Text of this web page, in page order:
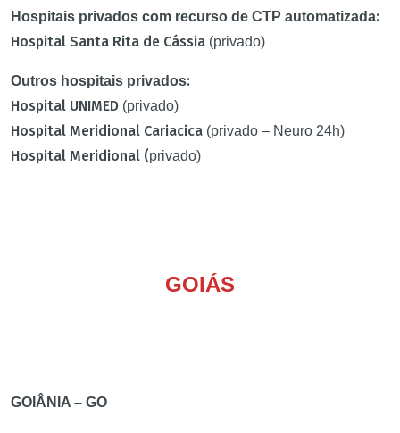
Hospitais privados com recurso de CTP automatizada:
Hospital Santa Rita de Cássia (privado)
Outros hospitais privados:
Hospital UNIMED (privado)
Hospital Meridional Cariacica (privado – Neuro 24h)
Hospital Meridional (privado)
GOIÁS
GOIÂNIA – GO